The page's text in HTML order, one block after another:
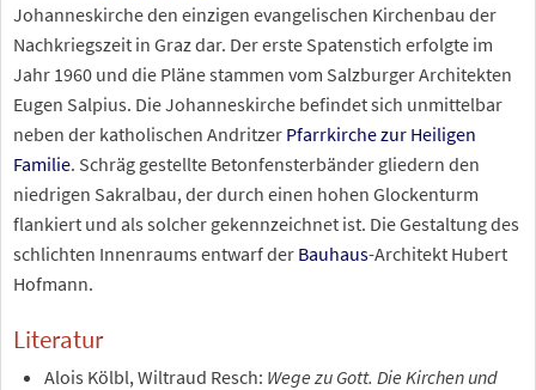
Johanneskirche den einzigen evangelischen Kirchenbau der
Nachkriegszeit in Graz dar. Der erste Spatenstich erfolgte im
Jahr 1960 und die Pläne stammen vom Salzburger Architekten
Eugen Salpius. Die Johanneskirche befindet sich unmittelbar
neben der katholischen Andritzer Pfarrkirche zur Heiligen
Familie. Schräg gestellte Betonfensterbänder gliedern den
niedrigen Sakralbau, der durch einen hohen Glockenturm
flankiert und als solcher gekennzeichnet ist. Die Gestaltung des
schlichten Innenraums entwarf der Bauhaus-Architekt Hubert
Hofmann.
Literatur
Alois Kölbl, Wiltraud Resch: Wege zu Gott. Die Kirchen und